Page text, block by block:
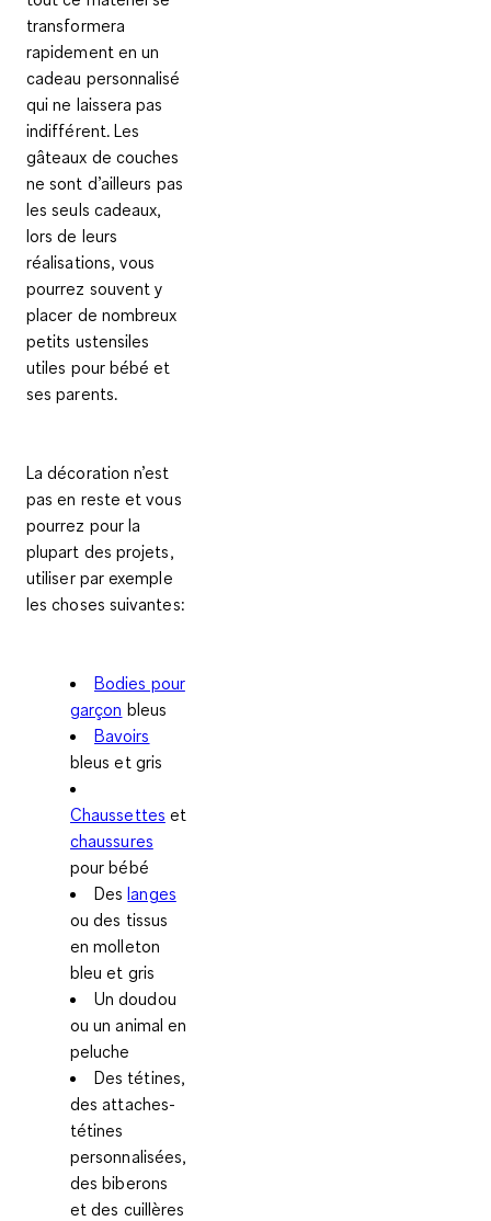
transformera
rapidement en un
cadeau personnalisé
qui ne laissera pas
indifférent. Les
gâteaux de couches
ne sont d’ailleurs pas
les seuls cadeaux,
lors de leurs
réalisations, vous
pourrez souvent y
placer de nombreux
petits ustensiles
utiles pour bébé et
ses parents.
La décoration n’est
pas en reste et vous
pourrez pour la
plupart des projets,
utiliser par exemple
les choses suivantes:
Bodies pour
garçon bleus
Bavoirs
bleus et gris
Chaussettes et
chaussures
pour bébé
Deslanges
ou des tissus
en molleton
bleu et gris
Un doudou
ou un animal en
peluche
Des tétines,
des attaches-
tétines
personnalisées,
des biberons
et des cuillères